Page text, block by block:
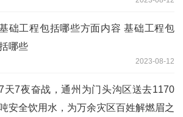
础工程包括哪些方面内容 基础工程包
哪些
2023-08-12
天7夜奋战，通州为门头沟区送去1170
吨安全饮用水，为万余灾区百姓解燃眉之